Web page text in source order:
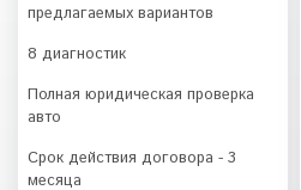
предлагаемых вариантов
8 диагностик
Полная юридическая проверка
авто
Срок действия договора - 3
месяца